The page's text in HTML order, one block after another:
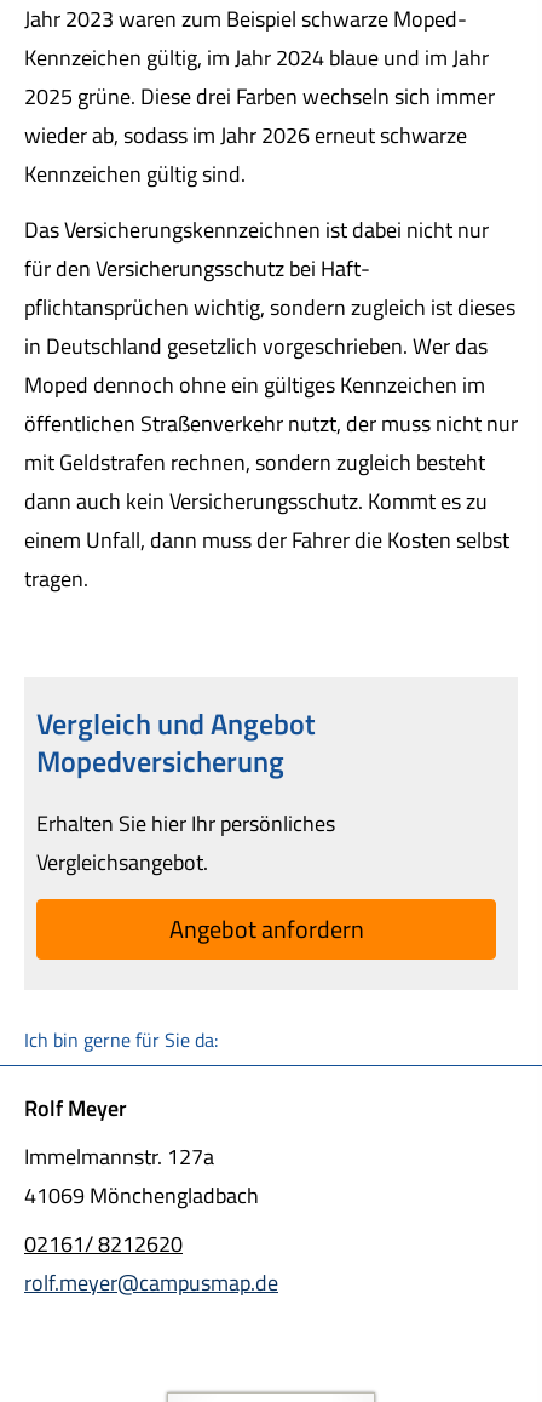
Jahr 2023 waren zum Beispiel schwarze Moped-
Kenn­zeichen gültig, im Jahr 2024 blaue und im Jahr
2025 grüne. Diese drei Farben wechseln sich immer
wieder ab, sodass im Jahr 2026 erneut schwarze
Kenn­zeichen gültig sind.
Das Versicherungskennzeichnen ist dabei nicht nur
für den Versicherungsschutz bei Haft­
pflichtansprüchen wichtig, sondern zugleich ist dieses
in Deutschland gesetzlich vorgeschrieben. Wer das
Moped dennoch ohne ein gültiges Kenn­zeichen im
öffentlichen Straßenverkehr nutzt, der muss nicht nur
mit Geldstrafen rechnen, sondern zugleich besteht
dann auch kein Versicherungsschutz. Kommt es zu
einem Unfall, dann muss der Fahrer die Kosten selbst
tragen.
Vergleich und Angebot
Mopedversicherung
Erhalten Sie hier Ihr persönliches
Vergleichsangebot.
An­ge­bot an­for­dern
Ich bin gerne für Sie da:
Rolf Meyer
Immelmannstr. 127a
41069 Mönchengladbach
02161/ 8212620
rolf.meyer@campusmap.de